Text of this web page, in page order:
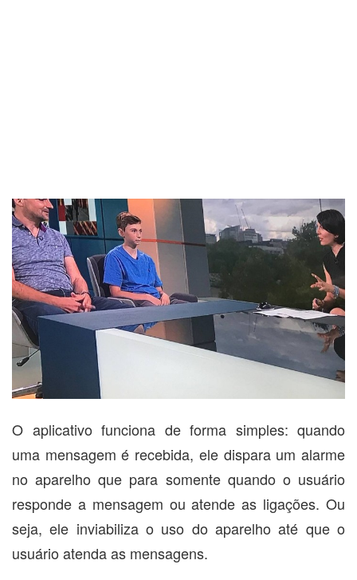
O aplicativo funciona de forma simples: quando
uma mensagem é recebida, ele dispara um alarme
no aparelho que para somente quando o usuário
responde a mensagem ou atende as ligações. Ou
seja, ele inviabiliza o uso do aparelho até que o
usuário atenda as mensagens.